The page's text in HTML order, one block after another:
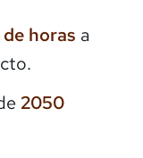
horas a
2050